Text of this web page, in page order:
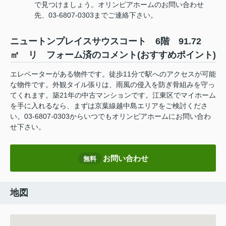
で見つけましょう。オリンピアホームのお問い合わせ
先、03-6807-0303までご連絡下さい。
ニュートンプレイスサウスコート 6階 91.72
㎡ リ フォーム済のコメント(おすすめポイント)
エレベーターがある物件です。徒歩11分で駅へのアクセスが可能
な物件です。外観タイル張りは、雨風の侵入を防ぎ骨組みを守っ
てくれます。築21年の中古マンションです。江東区でマイホーム
を手に入れるなら、まずは京葉線越中島エリアをご検討くださ
い。03-6807-0303からいつでもオリンピアホームにお問い合わ
せ下さい。
無料 お問い合わせ
地図